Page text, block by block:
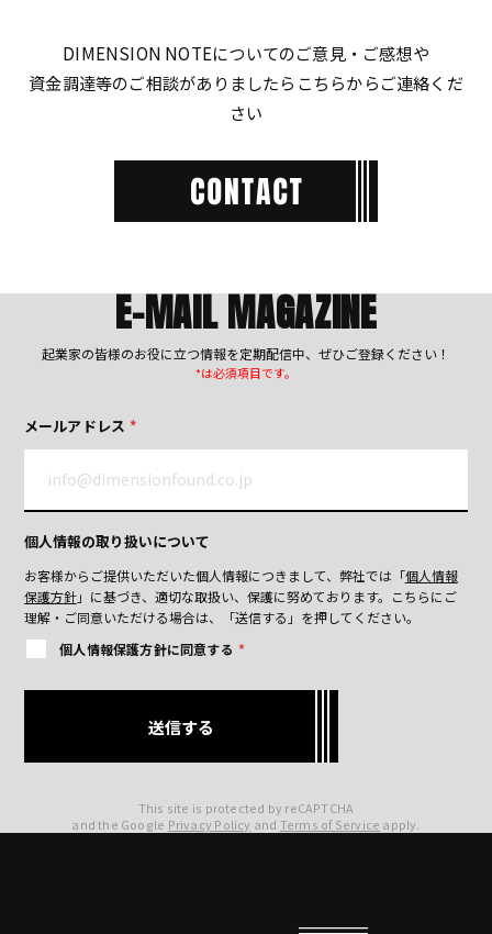
DIMENSION NOTEについてのご意見・ご感想や
資金調達等のご相談がありましたらこちらからご連絡くだ
さい
E-MAIL MAGAZINE
起業家の皆様のお役に立つ情報を定期配信中、ぜひご登録ください！
*は必須項目です。
メールアドレス *
個人情報の取り扱いについて
お客様からご提供いただいた個人情報につきまして、弊社では「個人情報
保護方針」に基づき、適切な取扱い、保護に努めております。 こちらにご
理解・ご同意いただける場合は、「送信する」を押してください。
個人情報保護方針に同意する *
This site is protected by reCAPTCHA
and the Google Privacy Policy and Terms of Service apply.